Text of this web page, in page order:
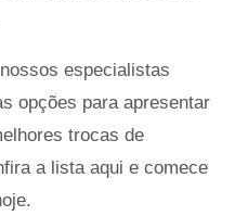
especialistas
opções para apresentar
trocas de
a lista aqui e comece